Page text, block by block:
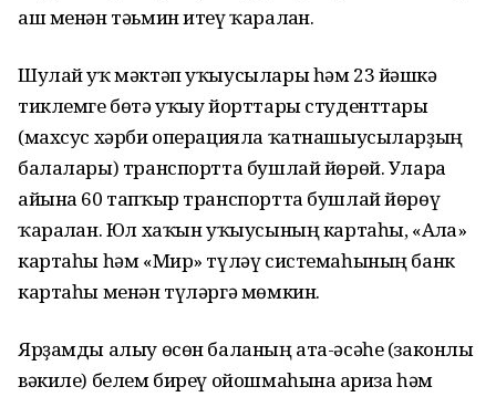
аш менән тәьмин итеү ҡаралған.
Шулай уҡ мәктәп уҡыусылары һәм 23 йәшкә
тиклемге бөтә уҡыу йорттары студенттары
(махсус хәрби операцияла ҡатнашыусыларҙың
балалары) транспортта бушлай йөрөй. Уларға
айына 60 тапҡыр транспортта бушлай йөрөү
ҡаралған. Юл хаҡын уҡыусының картаһы, «Алға»
картаһы һәм «Мир» түләү системаһының банк
картаһы менән түләргә мөмкин.
Ярҙамды алыу өсөн баланың ата-әсәһе (законлы
вәкиле) белем биреү ойошмаһына ғариза һәм